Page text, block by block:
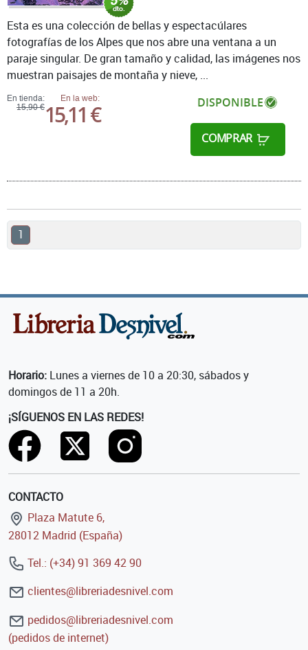
En tienda:
15,90 €
En la web:
15,11 € DISPONIBLE
COMPRAR
Esta es una colección de bellas y espectacúlares
fotografías de los Alpes que nos abre una ventana a un
paraje singular. De gran tamaño y calidad, las imágenes nos
muestran paisajes de montaña y nieve, ...
1
Horario: Lunes a viernes de 10 a 20:30, sábados y
domingos de 11 a 20h.
¡SÍGUENOS EN LAS REDES!
CONTACTO
Plaza Matute 6,
28012 Madrid (España)
Tel.: (+34) 91 369 42 90
clientes@libreriadesnivel.com
pedidos@libreriadesnivel.com
(pedidos de internet)